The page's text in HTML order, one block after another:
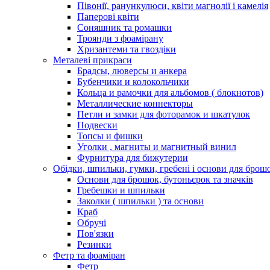
Півонії, ранункулюси, квіти магнолії і камелія
Паперові квіти
Соняшник та ромашки
Троянди з фоамірану
Хризантеми та гвоздіки
Металеві прикраси
Брадсы, люверсы и анкера
Бубенчики и колокольчики
Кольца и рамочки для альбомов ( блокнотов)
Металлические коннекторы
Петли и замки для фоторамок и шкатулок
Подвески
Топсы и фишки
Уголки , магниты и магнитный винил
Фурнитура для бижутерии
Обідки, шпильки, гумки, гребені і основи для
Основи для брошок, бутоньєрок та значків
Гребешки и шпильки
Заколки ( шпильки ) та основи
Краб
Обручі
Пов'язки
Резинки
Фетр та фоаміран
Фетр